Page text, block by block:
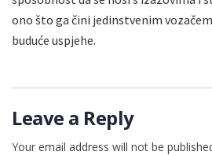
ono što ga čini jedinstvenim
buduće uspjehe.
Leave a Reply
Your email address will not be